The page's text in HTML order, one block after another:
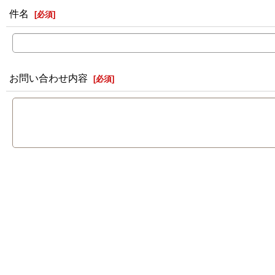
件名 [必須]
お問い合わせ内容 [必須]